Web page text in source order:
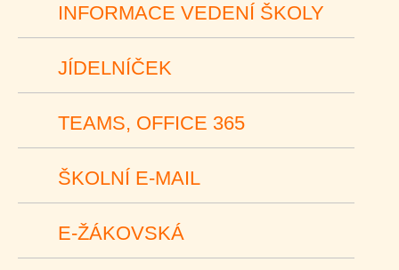
INFORMACE VEDENÍ ŠKOLY
JÍDELNÍČEK
TEAMS, OFFICE 365
ŠKOLNÍ E-MAIL
E-ŽÁKOVSKÁ